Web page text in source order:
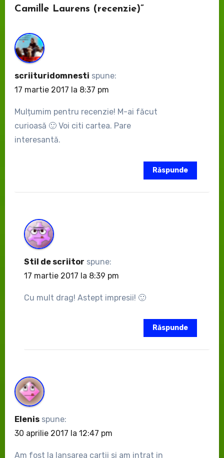
Camille Laurens (recenzie)”
scriituridomnesti spune:
17 martie 2017 la 8:37 pm
Mulțumim pentru recenzie! M-ai făcut
curioasă 🙂 Voi citi cartea. Pare
interesantă.
Răspunde
Stil de scriitor spune:
17 martie 2017 la 8:39 pm
Cu mult drag! Astept impresii! 🙂
Răspunde
Elenis spune:
30 aprilie 2017 la 12:47 pm
Am fost la lansarea cartii si am intrat in